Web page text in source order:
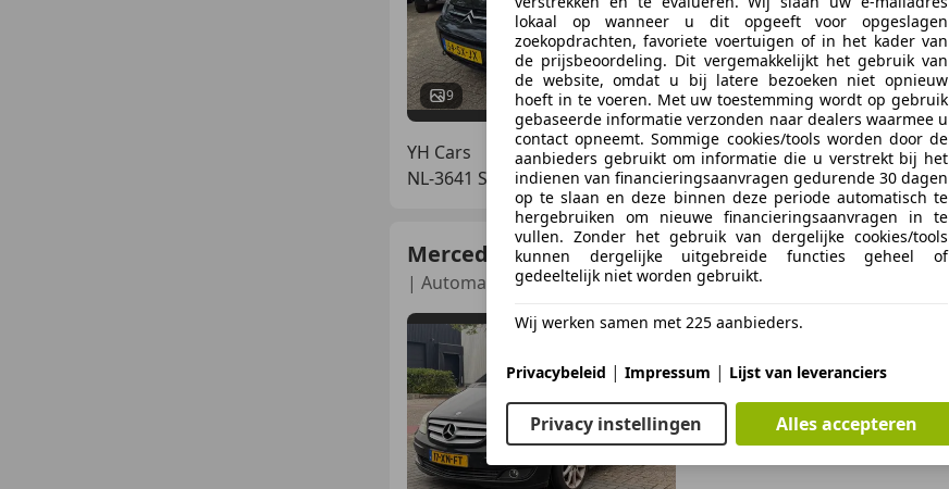
9 05/2006 369.446 km
YH Cars
NL-3641 SB MIJDRECHT
Mercedes-Benz B 170
| Automaat (storing)
€ 950
lokaal op wanneer u dit opgeeft voor opgeslagen
zoekopdrachten, favoriete voertuigen of in het kader van
de prijsbeoordeling. Dit vergemakkelijkt het gebruik van
de website, omdat u bij latere bezoeken niet opnieuw
hoeft in te voeren. Met uw toestemming wordt op gebruik
gebaseerde informatie verzonden naar dealers waarmee u
contact opneemt. Sommige cookies/tools worden door de
aanbieders gebruikt om informatie die u verstrekt bij het
indienen van financieringsaanvragen gedurende 30 dagen
op te slaan en deze binnen deze periode automatisch te
hergebruiken om nieuwe financieringsaanvragen in te
vullen. Zonder het gebruik van dergelijke cookies/tools
kunnen dergelijke uitgebreide functies geheel of
gedeeltelijk niet worden gebruikt.
Wij werken samen met 225 aanbieders.
Privacybeleid | Impressum | Lijst van leveranciers
Privacy instellingen Alles accepteren